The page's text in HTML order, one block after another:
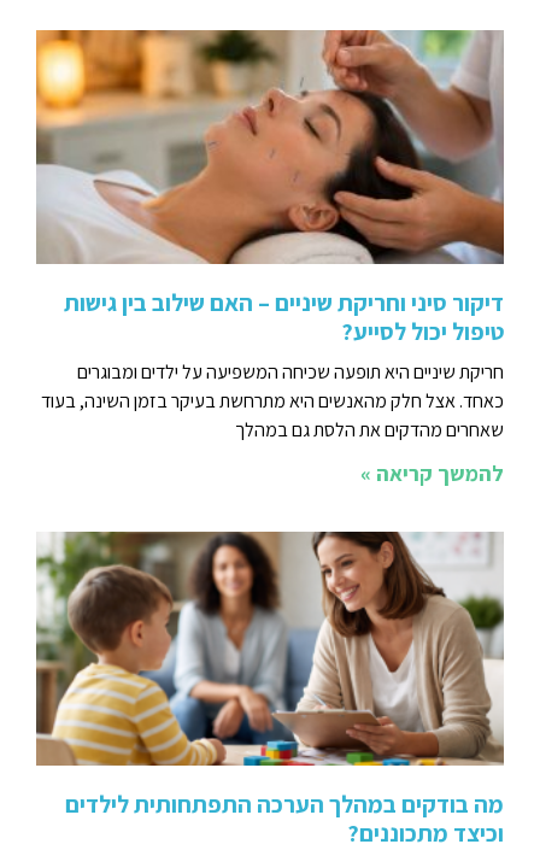
דיקור סיני וחריקת שיניים – האם שילוב בין גישות
טיפול יכול לסייע?
חריקת שיניים היא תופעה שכיחה המשפיעה על ילדים ומבוגרים
כאחד. אצל חלק מהאנשים היא מתרחשת בעיקר בזמן השינה, בעוד
שאחרים מהדקים את הלסת גם במהלך
להמשך קריאה »
מה בודקים במהלך הערכה התפתחותית לילדים
וכיצד מתכוננים?